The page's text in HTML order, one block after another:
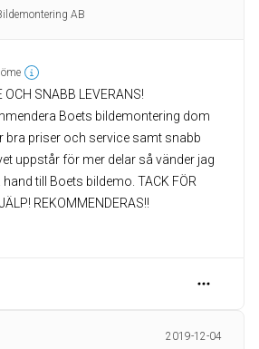
AB
OCH SNABB LEVERANS!
Boets bildemontering dom
bra priser och service samt snabb
uppstår för mer delar så vänder jag
till Boets bildemo. TACK FÖR
REKOMMENDERAS!!
2019-12-04